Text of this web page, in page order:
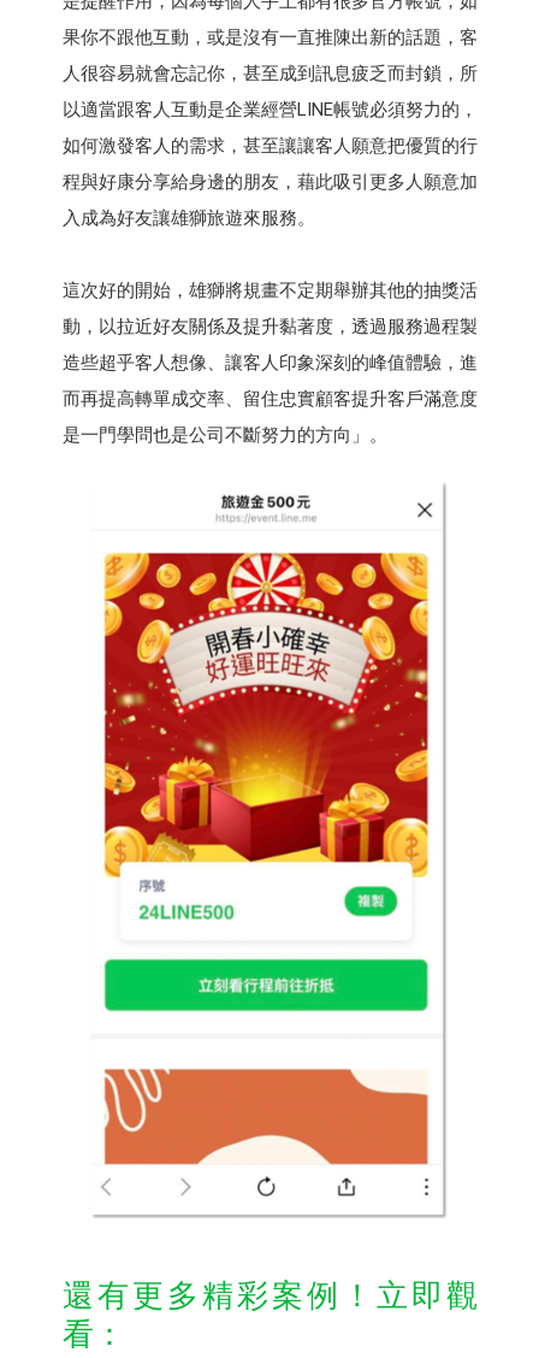
果你不跟他互動，或是沒有一直推陳出新的話題，客
人很容易就會忘記你，甚至成到訊息疲乏而封鎖，所
以適當跟客人互動是企業經營LINE帳號必須努力的，
如何激發客人的需求，甚至讓讓客人願意把優質的行
程與好康分享給身邊的朋友，藉此吸引更多人願意加
入成為好友讓雄獅旅遊來服務。
這次好的開始，雄獅將規畫不定期舉辦其他的抽獎活
動，以拉近好友關係及提升黏著度，透過服務過程製
造些超乎客人想像、讓客人印象深刻的峰值體驗，進
而再提高轉單成交率、留住忠實顧客提升客戶滿意度
是一門學問也是公司不斷努力的方向」。
還有更多精彩案例！立即觀
看：